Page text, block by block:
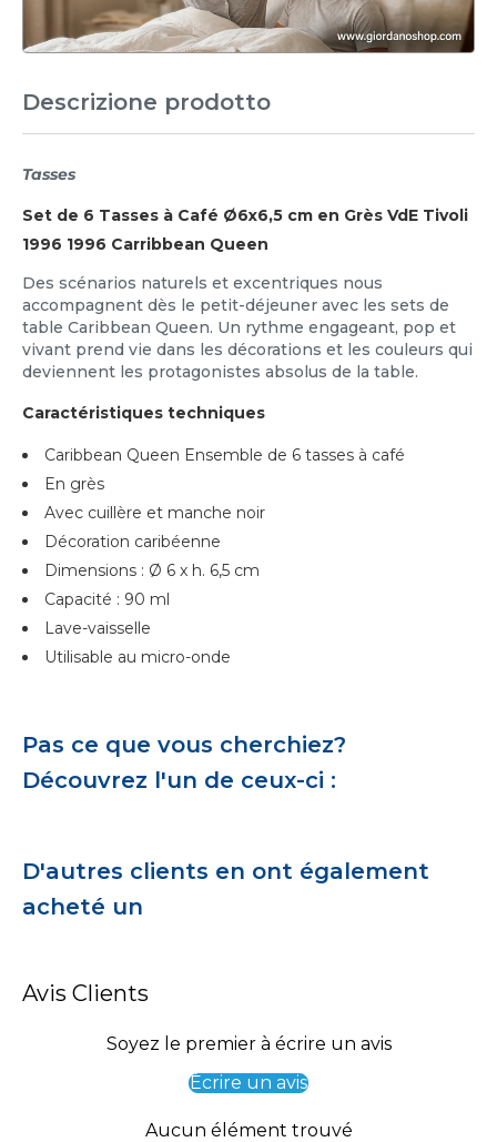
Descrizione prodotto
Tasses
Set de 6 Tasses à Café Ø6x6,5 cm en Grès VdE Tivoli
1996 1996 Carribbean Queen
Des scénarios naturels et excentriques nous
accompagnent dès le petit-déjeuner avec les sets de
table Caribbean Queen. Un rythme engageant, pop et
vivant prend vie dans les décorations et les couleurs qui
deviennent les protagonistes absolus de la table.
Caractéristiques techniques
Caribbean Queen Ensemble de 6 tasses à café
En grès
Avec cuillère et manche noir
Décoration caribéenne
Dimensions : Ø 6 x h. 6,5 cm
Capacité : 90 ml
Lave-vaisselle
Utilisable au micro-onde
Pas ce que vous cherchiez?
Découvrez l'un de ceux-ci :
D'autres clients en ont également
acheté un
Avis Clients
Soyez le premier à écrire un avis
Écrire un avis
Aucun élément trouvé